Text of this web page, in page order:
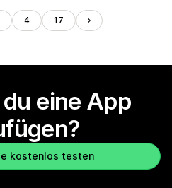
4 17
eine App
kostenlos testen